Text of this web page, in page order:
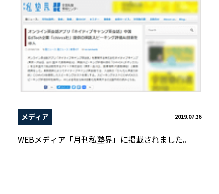
メディア 2019.07.26
WEBメディア「月刊私塾界」に掲載されました。